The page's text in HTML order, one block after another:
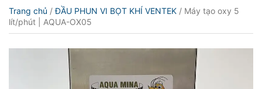
thiệu
Sản
phẩm
Trang chủ /ĐẦU PHUN VI BỌT KHÍ VENTEK / Máy tạo oxy 5
lít/phút | AQUA-OX05